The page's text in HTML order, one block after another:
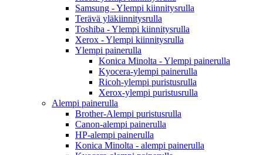
Samsung - Ylempi kiinnitysrulla
Terävä yläkiinnitysrulla
Toshiba - Ylempi kiinnitysrulla
Xerox - Ylempi kiinnitysrulla
Ylempi painerulla
Konica Minolta - Ylempi painerulla
Kyocera-ylempi painerulla
Ricoh-ylempi puristusrulla
Xerox-ylempi puristusrulla
Alempi painerulla
Brother-Alempi puristusrulla
Canon-alempi painerulla
HP-alempi painerulla
Konica Minolta - alempi painerulla